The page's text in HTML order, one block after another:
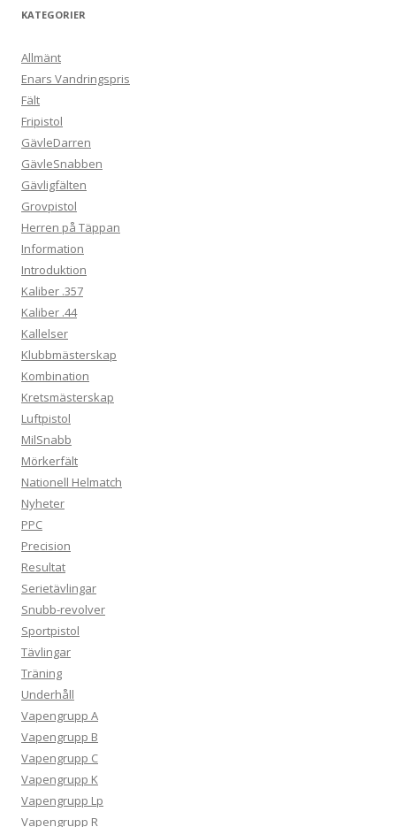
KATEGORIER
Allmänt
Enars Vandringspris
Fält
Fripistol
GävleDarren
GävleSnabben
Gävligfälten
Grovpistol
Herren på Täppan
Information
Introduktion
Kaliber .357
Kaliber .44
Kallelser
Klubbmästerskap
Kombination
Kretsmästerskap
Luftpistol
MilSnabb
Mörkerfält
Nationell Helmatch
Nyheter
PPC
Precision
Resultat
Serietävlingar
Snubb-revolver
Sportpistol
Tävlingar
Träning
Underhåll
Vapengrupp A
Vapengrupp B
Vapengrupp C
Vapengrupp K
Vapengrupp Lp
Vapengrupp R